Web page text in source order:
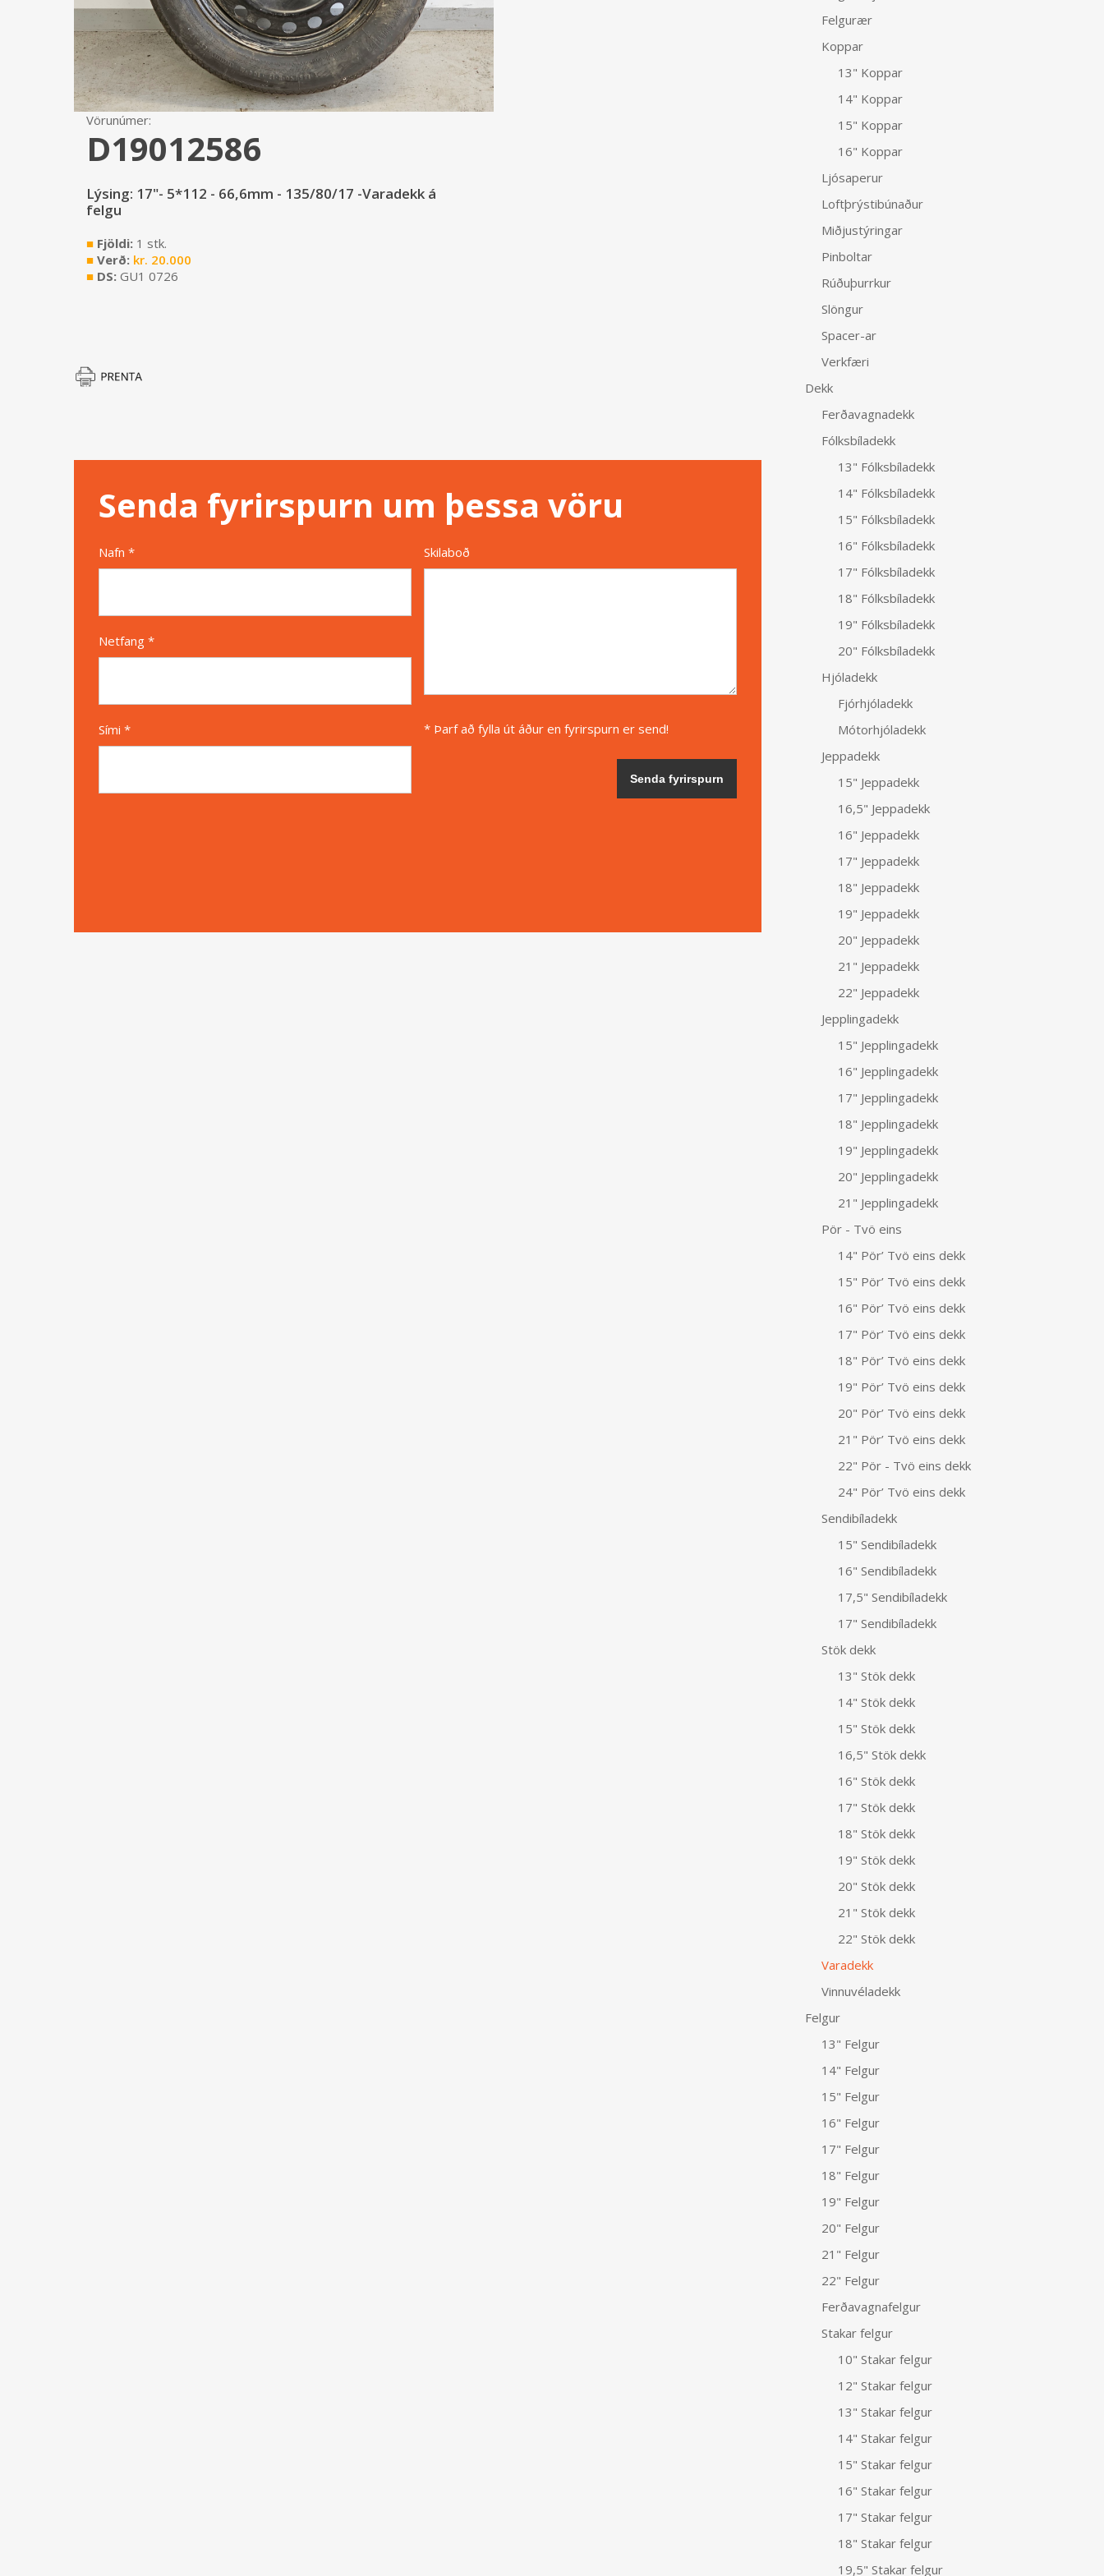
Vörunúmer:
D19012586
Lýsing: 17"- 5*112 - 66,6mm - 135/80/17 -Varadekk á
felgu
■ Fjöldi: 1 stk.
■ Verð: kr. 20.000
■ DS: GU1 0726
Senda fyrirspurn um þessa vöru
Nafn *
Netfang *
Sími *
Skilaboð
* Þarf að fylla út áður en fyrirspurn er send!
Felgurær
Koppar
13" Koppar
14" Koppar
15" Koppar
16" Koppar
Ljósaperur
Loftþrýstibúnaður
Miðjustýringar
Pinboltar
Rúðuþurrkur
Slöngur
Spacer-ar
Verkfæri
Dekk
Ferðavagnadekk
Fólksbíladekk
13" Fólksbíladekk
14" Fólksbíladekk
15" Fólksbíladekk
16" Fólksbíladekk
17" Fólksbíladekk
18" Fólksbíladekk
19" Fólksbíladekk
20" Fólksbíladekk
Hjóladekk
Fjórhjóladekk
Mótorhjóladekk
Jeppadekk
15" Jeppadekk
16,5" Jeppadekk
16" Jeppadekk
17" Jeppadekk
18" Jeppadekk
19" Jeppadekk
20" Jeppadekk
21" Jeppadekk
22" Jeppadekk
Jepplingadekk
15" Jepplingadekk
16" Jepplingadekk
17" Jepplingadekk
18" Jepplingadekk
19" Jepplingadekk
20" Jepplingadekk
21" Jepplingadekk
Pör - Tvö eins
14" Pör’ Tvö eins dekk
15" Pör’ Tvö eins dekk
16" Pör’ Tvö eins dekk
17" Pör’ Tvö eins dekk
18" Pör’ Tvö eins dekk
19" Pör’ Tvö eins dekk
20" Pör’ Tvö eins dekk
21" Pör’ Tvö eins dekk
22" Pör - Tvö eins dekk
24" Pör’ Tvö eins dekk
Sendibíladekk
15" Sendibíladekk
16" Sendibíladekk
17,5" Sendibíladekk
17" Sendibíladekk
Stök dekk
13" Stök dekk
14" Stök dekk
15" Stök dekk
16,5" Stök dekk
16" Stök dekk
17" Stök dekk
18" Stök dekk
19" Stök dekk
20" Stök dekk
21" Stök dekk
22" Stök dekk
Varadekk
Vinnuvéladekk
Felgur
13" Felgur
14" Felgur
15" Felgur
16" Felgur
17" Felgur
18" Felgur
19" Felgur
20" Felgur
21" Felgur
22" Felgur
Ferðavagnafelgur
Stakar felgur
10" Stakar felgur
12" Stakar felgur
13" Stakar felgur
14" Stakar felgur
15" Stakar felgur
16" Stakar felgur
17" Stakar felgur
18" Stakar felgur
19,5" Stakar felgur